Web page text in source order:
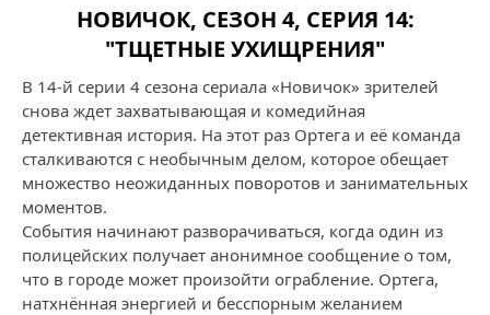
НОВИЧОК, СЕЗОН 4, СЕРИЯ 14:
"ТЩЕТНЫЕ УХИЩРЕНИЯ"
В 14-й серии 4 сезона сериала «Новичок» зрителей
снова ждет захватывающая и комедийная
детективная история. На этот раз Ортега и её команда
сталкиваются с необычным делом, которое обещает
множество неожиданных поворотов и занимательных
моментов.
События начинают разворачиваться, когда один из
полицейских получает анонимное сообщение о том,
что в городе может произойти ограбление. Ортега,
натхнённая энергией и бесспорным желанием